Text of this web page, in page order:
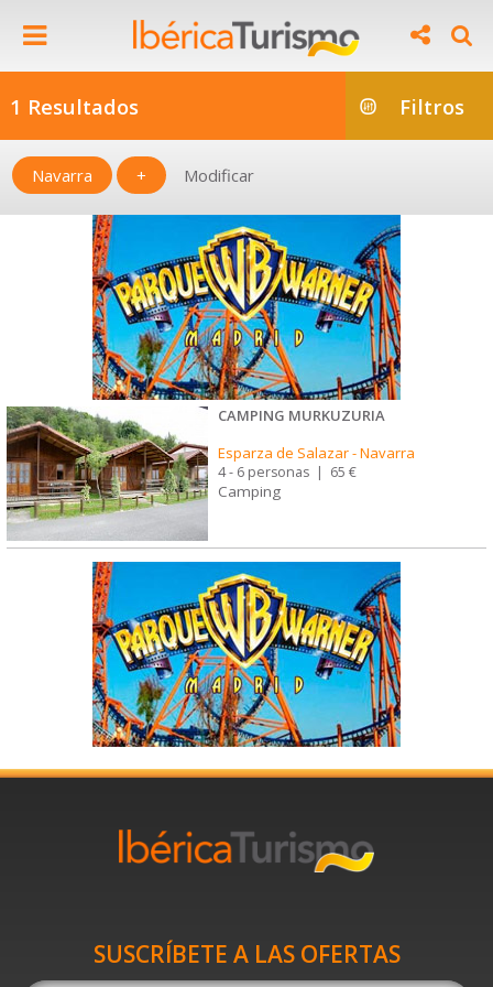
1 Resultados Filtros
Navarra + Modificar
CAMPING MURKUZURIA
Esparza de Salazar-Navarra
4 - 6 personas | 65 €
Camping
SUSCRÍBETE A LAS OFERTAS